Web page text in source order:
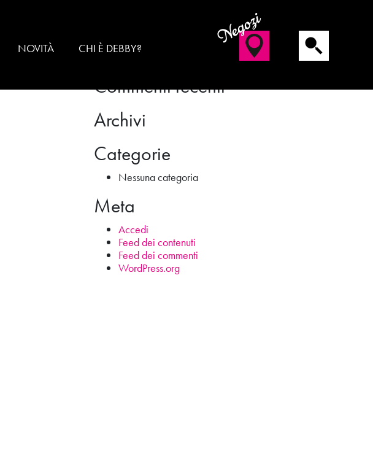
NOVITÀ CHI È DEBBY? NegoziCerca
Commenti recenti
Archivi
Categorie
Nessuna categoria
Meta
Accedi
Feed dei contenuti
Feed dei commenti
WordPress.org